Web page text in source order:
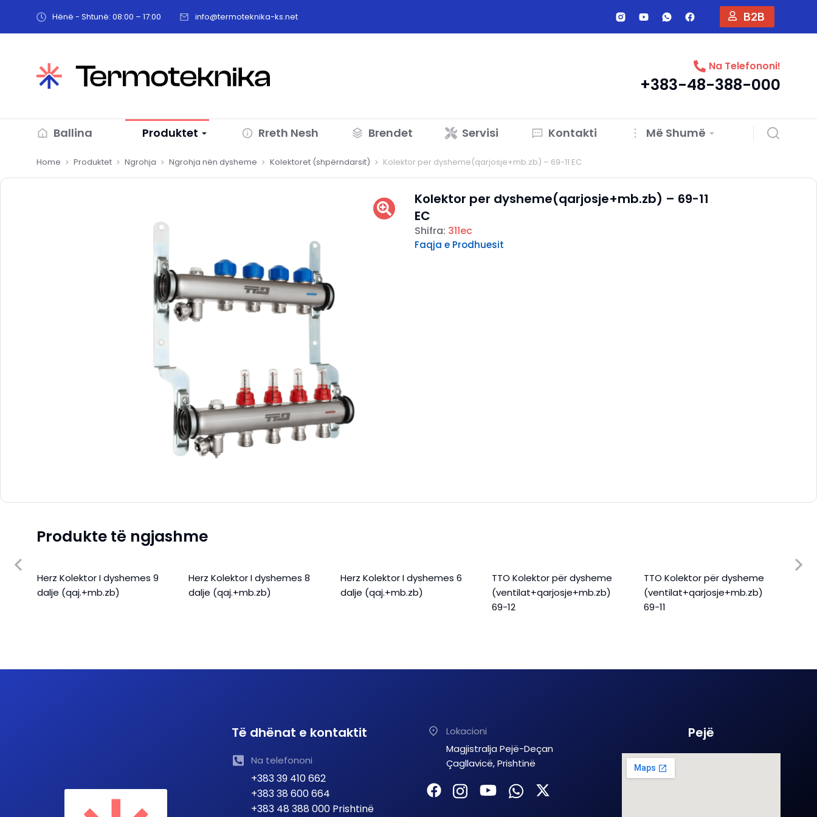
Hënë - Shtunë: 08:00 – 17:00 info@termoteknika-ks.net B2B
Na Telefononi!
+383-48-388-000
Ballina Produktet Rreth Nesh Brendet Servisi Kontakti Më Shumë
You are here:
Home Produktet Ngrohja Ngrohja nën dysheme Kolektoret (shpërndarsit) Kolektor per dysheme(qarjosje+mb.zb) – 69-11 EC
Kolektor per dysheme(qarjosje+mb.zb) – 69-11
EC
Shifra: 311ec
Faqja e Prodhuesit
Produkte të ngjashme
Herz Kolektor I dyshemes 9
dalje (qaj.+mb.zb)
Herz Kolektor I dyshemes 8
dalje (qaj.+mb.zb)
Herz Kolektor I dyshemes 6
dalje (qaj.+mb.zb)
TTO Kolektor për dysheme
(ventilat+qarjosje+mb.zb)
69-12
TTO Kolektor për dysheme
(ventilat+qarjosje+mb.zb)
69-11
Të dhënat e kontaktit
Na telefononi
+383 39 410 662
+383 38 600 664
+383 48 388 000 Prishtinë
Lokacioni
Magjistralja Pejë-Deçan
Çagllavicë, Prishtinë
Pejë